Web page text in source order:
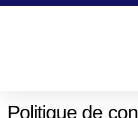
Politique de